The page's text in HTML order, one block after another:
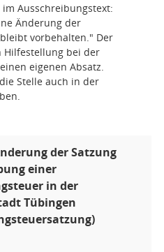
Ausschreibungstext:
Änderung der
vorbehalten." Der
Hilfestellung bei der
eigenen Absatz.
Stelle auch in der
der Satzung
einer
in der
Tübingen